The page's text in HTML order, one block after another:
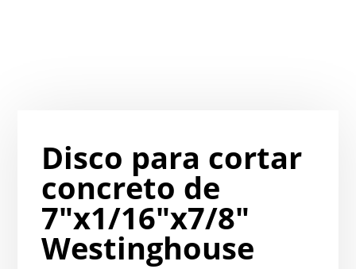
Disco para cortar
concreto de
7″x1/16″x7/8″
Westinghouse